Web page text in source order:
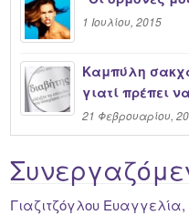
1 Ιουλίου, 2015
Καμπύλη
γιατί πρέπει
21 Φεβρουαρίου,
Γιαζιτζόγλου Ευαγγελία,